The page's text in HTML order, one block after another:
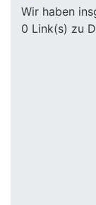
Wir haben
0 Link(s) zu